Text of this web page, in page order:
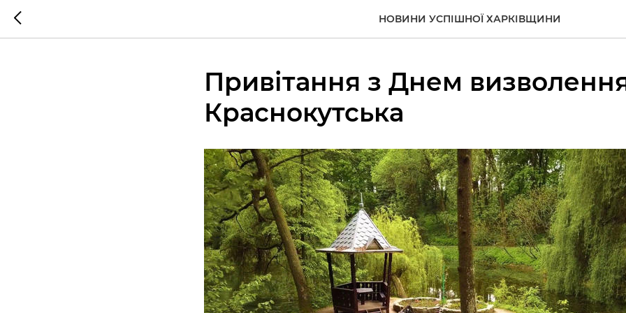
НОВИНИ УСПІШНОЇ ХАРКІВЩИНИ
Привітання з Днем
Краснокутська